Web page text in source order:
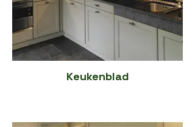
Keukenblad